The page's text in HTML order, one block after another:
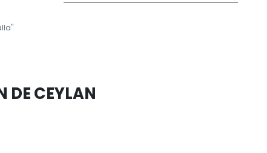
DE CEYLAN